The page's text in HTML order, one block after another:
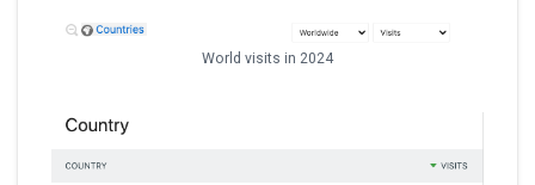
World visits in 2024